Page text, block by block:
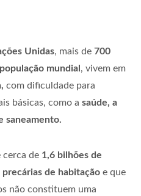
Unidas, mais de 700
mundial , vivem em
com dificuldade para
básicas, como a saúde, a
saneamento.
cerca de 1,6 bilhões de
de habitação e que
não constituem uma